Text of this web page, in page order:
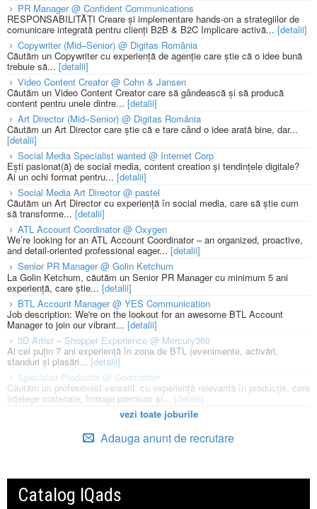
PR Manager @ Confident Communications
RESPONSABILITĂȚI Creare și implementare hands-on a strategiilor de
comunicare integrată pentru clienți B2B & B2C Implicare activă... [detalii]
Copywriter (Mid–Senior) @ Digitas România
Căutăm un Copywriter cu experiență de agenție care știe că o idee bună
trebuie să... [detalii]
Video Content Creator @ Cohn & Jansen
Căutăm un Video Content Creator care să gândească și să producă
content pentru unele dintre... [detalii]
Art Director (Mid–Senior) @ Digitas România
Căutăm un Art Director care știe că e tare când o idee arată bine, dar...
[detalii]
Social Media Specialist wanted @ Internet Corp
Ești pasionat(ă) de social media, content creation și tendințele digitale?
Ai un ochi format pentru... [detalii]
Social Media Art Director @ pastel
Căutăm un Art Director cu experiență în social media, care să știe cum
să transforme... [detalii]
ATL Account Coordinator @ Oxygen
We’re looking for an ATL Account Coordinator – an organized, proactive,
and detail-oriented professional eager... [detalii]
Senior PR Manager @ Golin Ketchum
La Golin Ketchum, căutăm un Senior PR Manager cu minimum 5 ani
experiență, care știe... [detalii]
BTL Account Manager @ YES Communication
Job description: We're on the lookout for an awesome BTL Account
Manager to join our vibrant... [detalii]
3D Artist – Shopper Experience @ Mercury360
Ai cel puțin 7 ani experiență în zona de BTL (evenimente, activări,
standuri și plasări...[detalii]
Specialist Productie @ Godmother
Căutăm un profesionist versatil, cu experiență relevantă în producție, care
înțelege materiale, finisaje premium și... [detalii]
vezi toate joburile
Adauga anunt de recrutare
Catalog IQads